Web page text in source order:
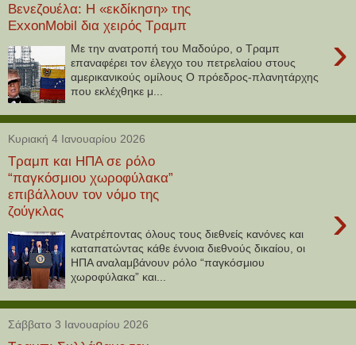
Βενεζουέλα: Η «εκδίκηση» της
ExxonMobil δια χειρός Τραμπ
›
Με την ανατροπή του Μαδούρο, ο Τραμπ
επαναφέρει τον έλεγχο του πετρελαίου στους
αμερικανικούς ομίλους Ο πρόεδρος-πλανητάρχης
που εκλέχθηκε μ...
Κυριακή 4 Ιανουαρίου 2026
Τραμπ και ΗΠΑ σε ρόλο
“παγκόσμιου χωροφύλακα”
επιβάλλουν τον νόμο της
ζούγκλας
›
Ανατρέποντας όλους τους διεθνείς κανόνες και
καταπατώντας κάθε έννοια διεθνούς δικαίου, οι
ΗΠΑ αναλαμβάνουν ρόλο “παγκόσμιου
χωροφύλακα” και...
Σάββατο 3 Ιανουαρίου 2026